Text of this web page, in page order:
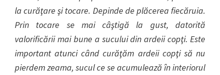
la curăţare şi tocare. Depinde de plăcerea fiecăruia.
Prin tocare se mai câştigă la gust, datorită
valorificării mai bune a sucului din ardeii copţi. Este
important atunci când curăţăm ardeii copţi să nu
pierdem zeama, sucul ce se acumulează în interiorul